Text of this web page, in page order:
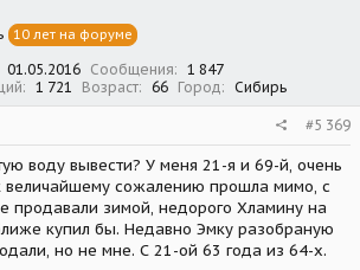
10 лет на форуме
01.05.2016 Сообщения
1 847
1 721 Возраст 66 Город Сибирь
#5 369
воду вывести? У меня 21-я и 69-й, очень
величайшему сожалению прошла мимо, с
продавали зимой, недорого Хламину на
купил бы. Недавно Эмку разобраную
но не мне. С 21-ой 63 года из 64-х.